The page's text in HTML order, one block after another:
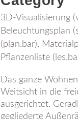
3D-Visualisierung
Beleuchtungsplan
(plan.bar),
Pflanzenliste
Das ganze
Weitsicht in die
ausgerichtet.
gegliederte